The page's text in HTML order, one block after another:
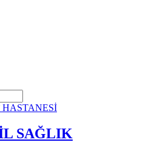
SAĞLIK